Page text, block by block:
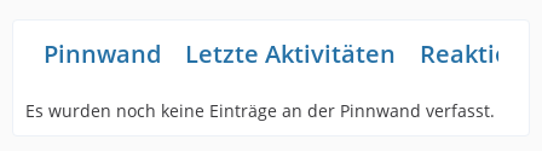
Pinnwand Letzte Aktivitäten
Es wurden noch keine Einträge an der Pinnwand verfasst.